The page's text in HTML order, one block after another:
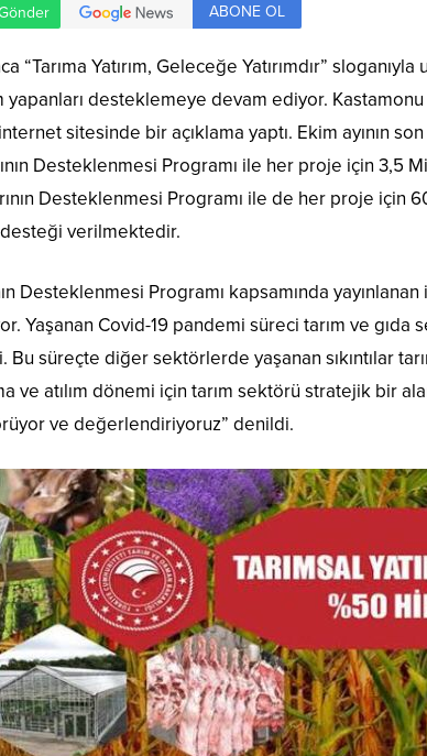
ABONE OL
“Tarıma Yatırım, Geleceğe Yatırımdır”
yapanları desteklemeye devam ediyor. Kastamonu
sitesinde bir açıklama yaptı. Ekim ayının
Desteklenmesi Programı ile her proje için 3,5
Desteklenmesi Programı ile de her proje için
desteği verilmektedir.
Desteklenmesi Programı kapsamında
Yaşanan Covid-19 pandemi süreci tarım ve gıda
süreçte diğer sektörlerde yaşanan sıkıntılar
ve atılım dönemi için tarım sektörü stratejik bir
ve değerlendiriyoruz” denildi.